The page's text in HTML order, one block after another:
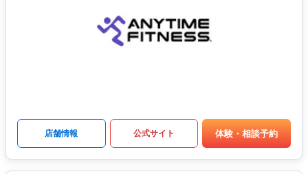
店舗情報 公式サイト 体験・相談予約